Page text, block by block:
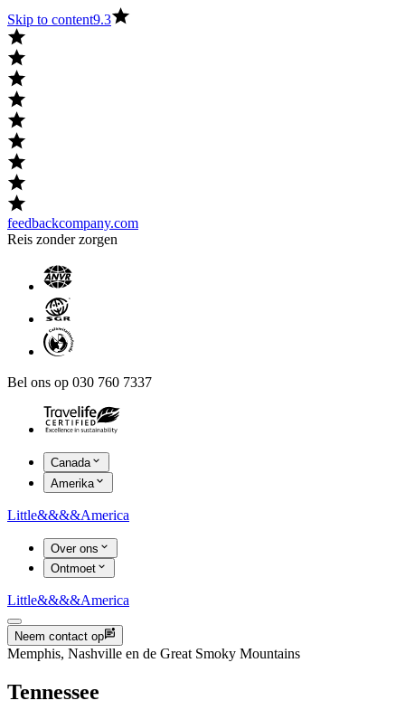
Skip to content9.3
feedbackcompany.com
Reis zonder zorgen
Bel ons op 030 760 7337
Canada
Amerika
Little&&&&America
Over ons
Ontmoet
Little&&&&America
Neem contact op
Memphis, Nashville en de Great Smoky Mountains
Tennessee